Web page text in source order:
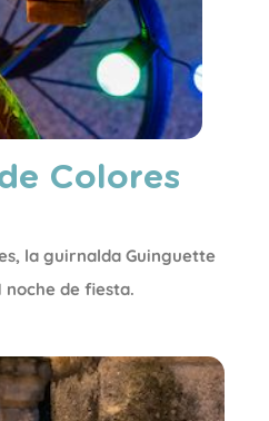
Colores
la guirnalda Guinguette
noche de fiesta.